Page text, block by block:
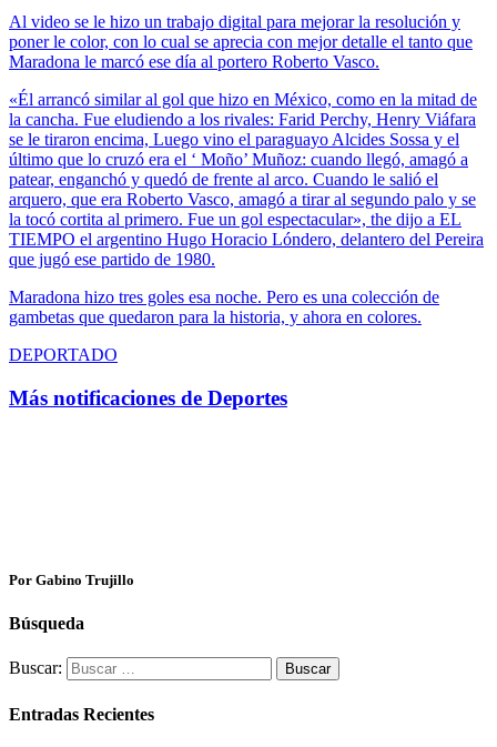
Al video se le hizo un trabajo digital para mejorar la resolución y
poner le color, con lo cual se aprecia con mejor detalle el tanto que
Maradona le marcó ese día al portero Roberto Vasco.
«Él arrancó similar al gol que hizo en México, como en la mitad de
la cancha. Fue eludiendo a los rivales: Farid Perchy, Henry Viáfara
se le tiraron encima, Luego vino el paraguayo Alcides Sossa y el
último que lo cruzó era el ‘ Moño’ Muñoz: cuando llegó, amagó a
patear, enganchó y quedó de frente al arco. Cuando le salió el
arquero, que era Roberto Vasco, amagó a tirar al segundo palo y se
la tocó cortita al primero. Fue un gol espectacular», the dijo a EL
TIEMPO el argentino Hugo Horacio Lóndero, delantero del Pereira
que jugó ese partido de 1980.
Maradona hizo tres goles esa noche. Pero es una colección de
gambetas que quedaron para la historia, y ahora en colores.
DEPORTADO
Más notificaciones de Deportes
Por Gabino Trujillo
Búsqueda
Buscar:
Entradas Recientes